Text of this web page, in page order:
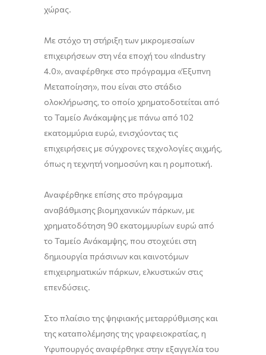
χώρας.
Με στόχο τη στήριξη των μικρομεσαίων
επιχειρήσεων στη νέα εποχή του «Industry
4.0», αναφέρθηκε στο πρόγραμμα «Έξυπνη
Μεταποίηση», που είναι στο στάδιο
ολοκλήρωσης, το οποίο χρηματοδοτείται από
το Ταμείο Ανάκαμψης με πάνω από 102
εκατομμύρια ευρώ, ενισχύοντας τις
επιχειρήσεις με σύγχρονες τεχνολογίες αιχμής,
όπως η τεχνητή νοημοσύνη και η ρομποτική.
Αναφέρθηκε επίσης στο πρόγραμμα
αναβάθμισης βιομηχανικών πάρκων, με
χρηματοδότηση 90 εκατομμυρίων ευρώ από
το Ταμείο Ανάκαμψης, που στοχεύει στη
δημιουργία πράσινων και καινοτόμων
επιχειρηματικών πάρκων, ελκυστικών στις
επενδύσεις.
Στο πλαίσιο της ψηφιακής μεταρρύθμισης και
της καταπολέμησης της γραφειοκρατίας, η
Υφυπουργός αναφέρθηκε στην εξαγγελία του